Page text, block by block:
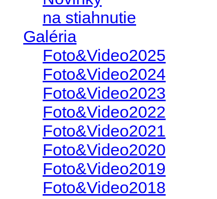
na stiahnutie
Galéria
Foto&Video2025
Foto&Video2024
Foto&Video2023
Foto&Video2022
Foto&Video2021
Foto&Video2020
Foto&Video2019
Foto&Video2018